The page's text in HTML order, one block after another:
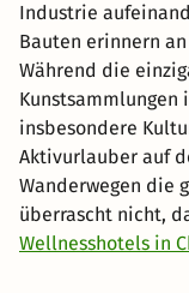
Industrie
Bauten erinnern
Während die
Kunstsammlungen
insbesondere
Aktivurlauber auf
Wanderwegen die
überrascht nicht,
Wellnesshotels in